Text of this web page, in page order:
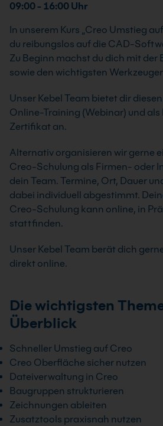
09:00 - 16:00 Uhr
In unserem Kurs „Creo Umstieg
du reibungslos auf die CAD-
Zu Beginn machst du dich mit der
sowie den wichtigsten
Unser Kebel Team bietet dir
Online-Training (Webinar) und
Zertifikat an.
Alternativ organisieren wir gerne
Creo-Schulung als Firmen- oder
dein Team. Termine, Ort, Dauer
dabei individuell abgestimmt.
Creo-Schulung kann online, in
stattfinden.
Unser Kebel Team berät dich
direkt online.
Die wichtigsten
Überblick
Schneller Umstieg auf Creo
Creo Oberfläche sicher nutzen
Dateiverwaltung in Creo
Baugruppen strukturieren
Zeichnungen ableiten
Zusatztools praxisnah nutzen